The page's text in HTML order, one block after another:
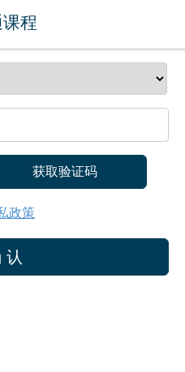
程
获取验证码
政策
认